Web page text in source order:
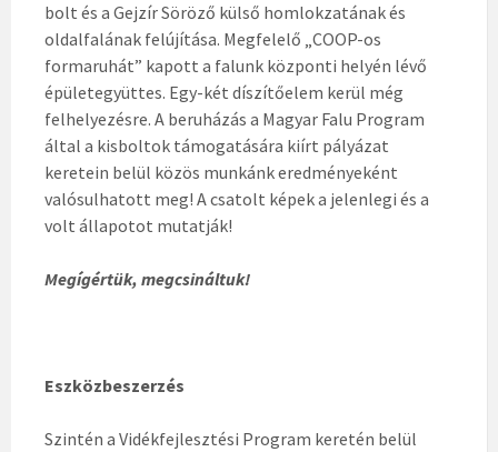
bolt és a Gejzír Söröző külső homlokzatának és
oldalfalának felújítása. Megfelelő „COOP-os
formaruhát” kapott a falunk központi helyén lévő
épületegyüttes. Egy-két díszítőelem kerül még
felhelyezésre. A beruházás a Magyar Falu Program
által a kisboltok támogatására kiírt pályázat
keretein belül közös munkánk eredményeként
valósulhatott meg! A csatolt képek a jelenlegi és a
volt állapotot mutatják!
Megígértük, megcsináltuk!
Eszközbeszerzés
Szintén a Vidékfejlesztési Program keretén belül